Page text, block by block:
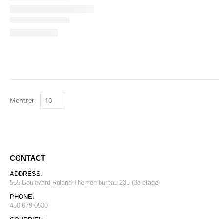
Montrer:
CONTACT
ADDRESS:
555 Boulevard Roland-Therrien bureau 235 (3e étage)
PHONE:
450 679-0530